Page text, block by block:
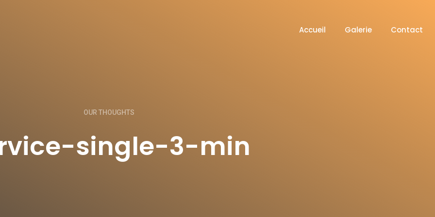
Accueil Galerie Contact
OUR THOUGHTS
single-3-min